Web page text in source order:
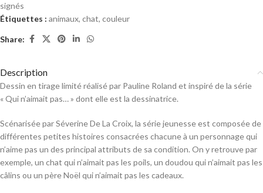
signés
Étiquettes : animaux, chat, couleur
Share:
Description
Dessin en tirage limité réalisé par Pauline Roland et inspiré de la série
« Qui n’aimait pas… » dont elle est la dessinatrice.
Scénarisée par Séverine De La Croix, la série jeunesse est composée de
différentes petites histoires consacrées chacune à un personnage qui
n’aime pas un des principal attributs de sa condition. On y retrouve par
exemple, un chat qui n’aimait pas les poils, un doudou qui n’aimait pas les
câlins ou un père Noël qui n’aimait pas les cadeaux.